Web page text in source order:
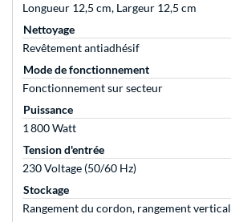
Longueur 12,5 cm, Largeur 12,5 cm
Nettoyage
Revêtement antiadhésif
Mode de fonctionnement
Fonctionnement sur secteur
Puissance
1 800 Watt
Tension d'entrée
230 Voltage (50/60 Hz)
Stockage
Rangement du cordon, rangement vertical